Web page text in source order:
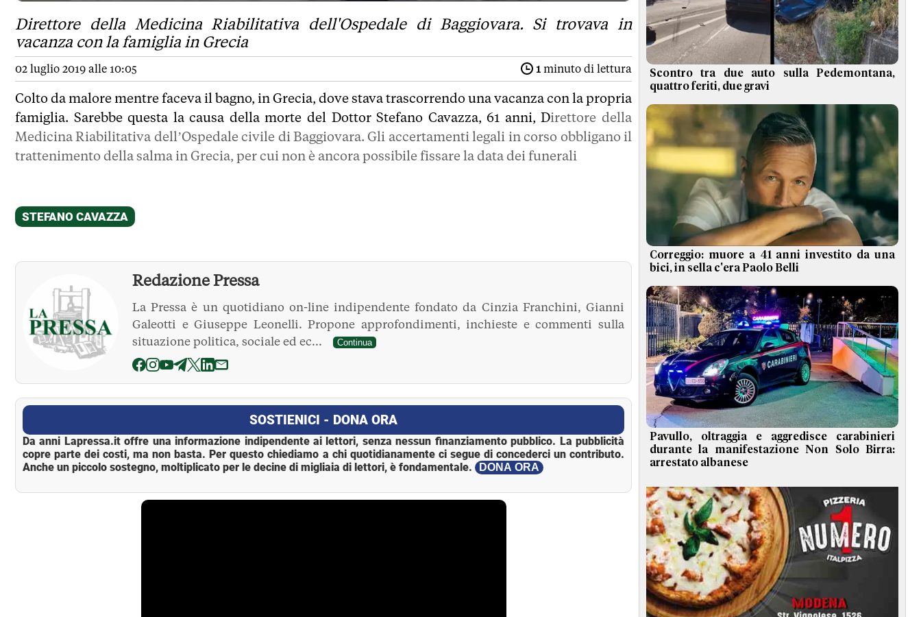
Direttore della Medicina Riabilitativa dell'Ospedale di Baggiovara. Si trovava in
vacanza con la famiglia in Grecia
02 luglio 2019 alle 10:05 1 minuto di lettura
Colto da malore mentre faceva il bagno, in Grecia, dove stava trascorrendo una vacanza con la propria
famiglia. Sarebbe questa la causa della morte del Dottor Stefano Cavazza, 61 anni, Direttore della
Medicina Riabilitativa dell’Ospedale civile di Baggiovara. Gli accertamenti legali in corso obbligano il
trattenimento della salma in Grecia, per cui non è ancora possibile fissare la data dei funerali
Redazione Pressa
La Pressa è un quotidiano on-line indipendente fondato da Cinzia Franchini, Gianni
Galeotti e Giuseppe Leonelli. Propone approfondimenti, inchieste e commenti sulla
situazione politica, sociale ed ec...
Continua
La Pressa
SOSTIENICI - DONA ORA
Da anni Lapressa.it offre una informazione indipendente ai lettori, senza nessun finanziamento pubblico. La pubblicità
copre parte dei costi, ma non basta. Per questo chiediamo a chi quotidianamente ci segue di concederci un contributo.
Anche un piccolo sostegno, moltiplicato per le decine di migliaia di lettori, è fondamentale.
DONA ORA
Scontro tra due auto sulla Pedemontana,
quattro feriti, due gravi
Correggio: muore a 41 anni investito da una
bici, in sella c'era Paolo Belli
Pavullo, oltraggia e aggredisce carabinieri
durante la manifestazione Non Solo Birra:
arrestato albanese